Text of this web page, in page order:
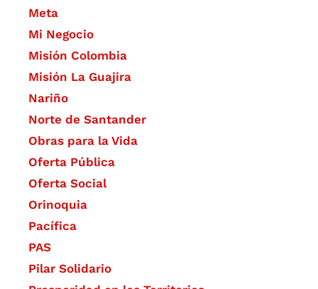
Meta
Mi Negocio
Misión Colombia
Misión La Guajira
Nariño
Norte de Santander
Obras para la Vida
Oferta Pública
Oferta Social​​
Orinoquia
Pacífica
PAS
Pilar Solidario